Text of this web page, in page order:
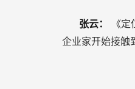
张云：
《
企业家开始接触